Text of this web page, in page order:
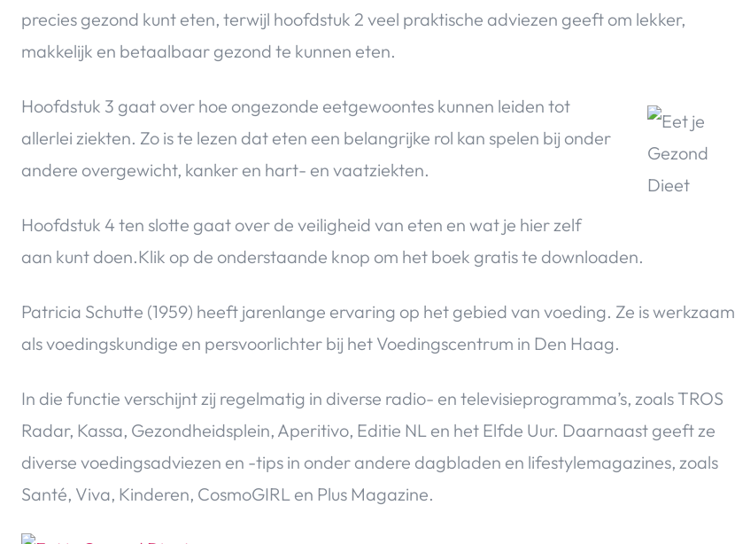
Nieuws & Media
precies gezond kunt eten, terwijl hoofdstuk 2 veel praktische adviezen geeft om lekker,
makkelijk en betaalbaar gezond te kunnen eten.
Hoofdstuk 3 gaat over hoe ongezonde eetgewoontes kunnen leiden tot
allerlei ziekten. Zo is te lezen dat eten een belangrijke rol kan spelen bij onder
andere overgewicht, kanker en hart- en vaatziekten.
Hoofdstuk 4 ten slotte gaat over de veiligheid van eten en wat je hier zelf
aan kunt doen.Klik op de onderstaande knop om het boek gratis te downloaden.
Patricia Schutte (1959) heeft jarenlange ervaring op het gebied van voeding. Ze is werkzaam
als voedingskundige en persvoorlichter bij het Voedingscentrum in Den Haag.
In die functie verschijnt zij regelmatig in diverse radio- en televisieprogramma’s, zoals TROS
Radar, Kassa, Gezondheidsplein, Aperitivo, Editie NL en het Elfde Uur. Daarnaast geeft ze
diverse voedingsadviezen en -tips in onder andere dagbladen en lifestylemagazines, zoals
Santé, Viva, Kinderen, CosmoGIRL en Plus Magazine.